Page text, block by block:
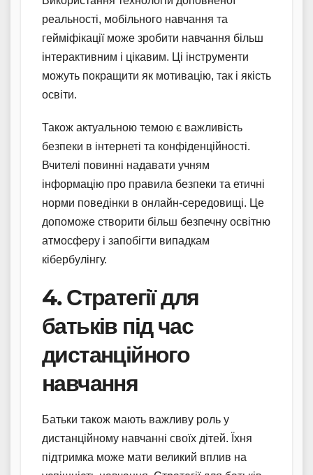
реальності, мобільного навчання та
гейміфікації може зробити навчання більш
інтерактивним і цікавим. Ці інструменти
можуть покращити як мотивацію, так і якість
освіти.
Також актуальною темою є важливість
безпеки в інтернеті та конфіденційності.
Вчителі повинні надавати учням
інформацію про правила безпеки та етичні
норми поведінки в онлайн-середовищі. Це
допоможе створити більш безпечну освітню
атмосферу і запобігти випадкам
кібербулінгу.
4. Стратегії для
батьків під час
дистанційного
навчання
Батьки також мають важливу роль у
дистанційному навчанні своїх дітей. Їхня
підтримка може мати великий вплив на